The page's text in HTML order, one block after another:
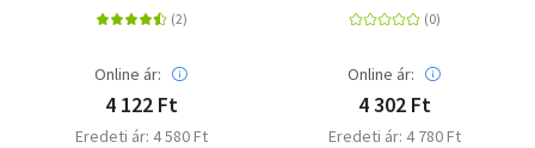
Online ár:
4 122 Ft
Eredeti ár: 4 580 Ft
Online ár:
4 302 Ft
Eredeti ár: 4 780 Ft